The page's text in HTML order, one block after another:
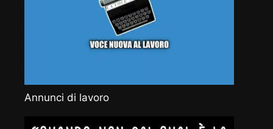
Annunci di lavoro